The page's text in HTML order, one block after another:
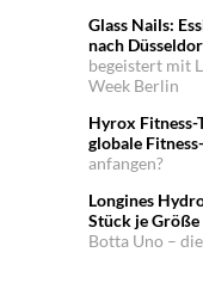
Glass Nails:
nach
begeistert mit
Week Berlin
Hyrox
globale
anfangen?
Longines
Stück je Größe
Botta Uno –